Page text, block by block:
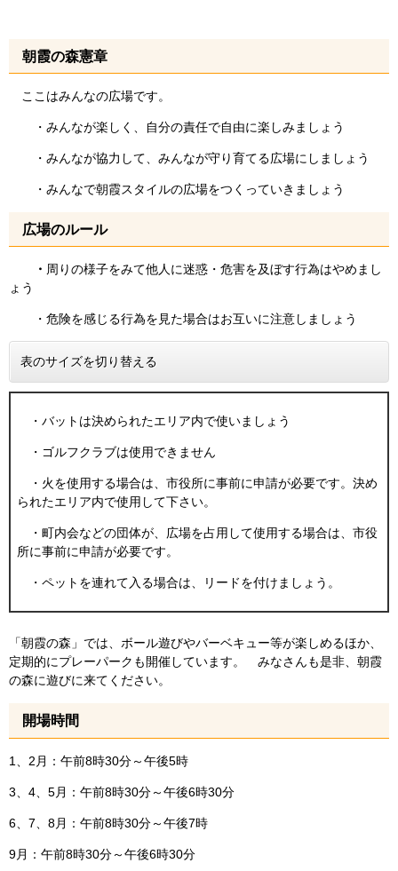
朝霞の森憲章
ここはみんなの広場です。
・みんなが楽しく、自分の責任で自由に楽しみましょう
・みんなが協力して、みんなが守り育てる広場にしましょう
・みんなで朝霞スタイルの広場をつくっていきましょう
広場のルール
・ 周りの様子をみて他人に迷惑・危害を及ぼす行為はやめまし
ょう
・危険を感じる行為を見た場合はお互いに注意しましょう
表のサイズを切り替える
・バットは決められたエリア内で使いましょう
・ゴルフクラブは使用できません
・火を使用する場合は、市役所に事前に申請が必要です。決め
られたエリア内で使用して下さい。
・町内会などの団体が、広場を占用して使用する場合は、市役
所に事前に申請が必要です。
・ペットを連れて入る場合は、リードを付けましょう。
「朝霞の森」では、ボール遊びやバーベキュー等が楽しめるほか、
定期的にプレーパークも開催しています。 みなさんも是非、朝霞
の森に遊びに来てください。
開場時間
1、2月：午前8時30分～午後5時
3、4、5月：午前8時30分～午後6時30分
6、7、8月：午前8時30分～午後7時
9月：午前8時30分～午後6時30分